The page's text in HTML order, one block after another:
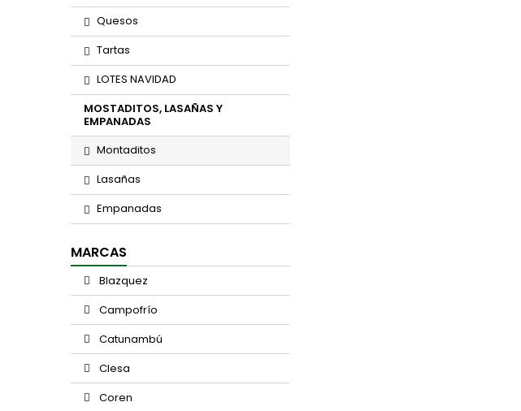
Quesos
Tartas
LOTES NAVIDAD
MOSTADITOS, LASAÑAS Y
EMPANADAS
Montaditos
Lasañas
Empanadas
MARCAS
Blazquez
Campofrío
Catunambú
Clesa
Coren